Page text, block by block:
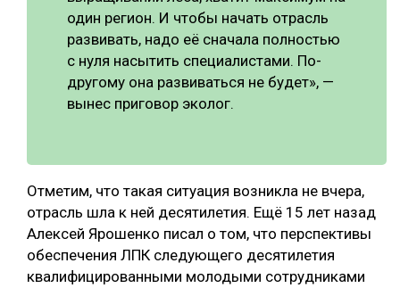
один регион. И чтобы начать отрасль
развивать, надо её сначала полностью
с нуля насытить специалистами. По-
другому она развиваться не будет», —
вынес приговор эколог.
Отметим, что такая ситуация возникла не вчера,
отрасль шла к ней десятилетия. Ещё 15 лет назад
Алексей Ярошенко писал о том, что перспективы
обеспечения ЛПК следующего десятилетия
квалифицированными молодыми сотрудниками